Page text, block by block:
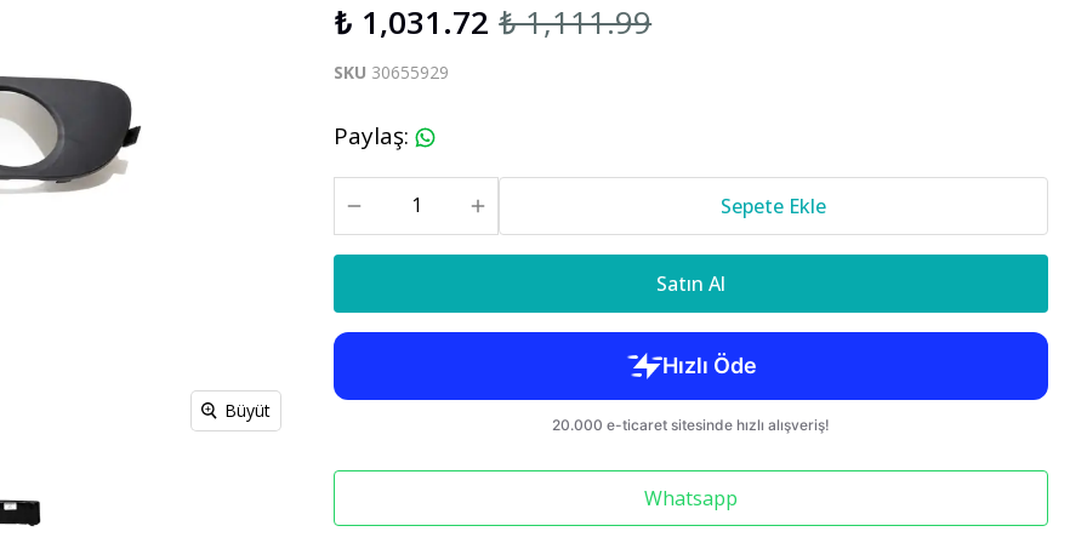
Xc90
Xc90 2003-2013
xc90 2015-2025
Cr-v 2018-
Büyüt
₺ 1,031.72 ₺ 1,111.99
SKU 30655929
Paylaş:
Sepete Ekle
Satın Al
Whatsapp